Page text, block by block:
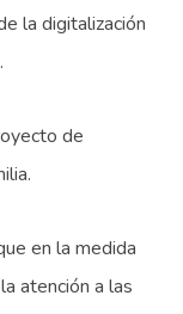
la digitalización
de
en la medida
atención a las